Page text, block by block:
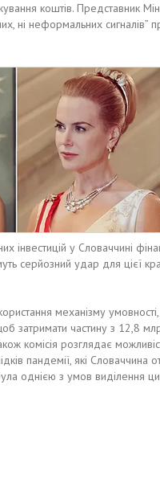
коштів. Представник
ні неформальних сигналів”
інвестицій у Словаччині
серйозний удар для цієї
механізму
затримати частину з 12,8
комісія розглядає
пандемії, які
однією з умов виділення